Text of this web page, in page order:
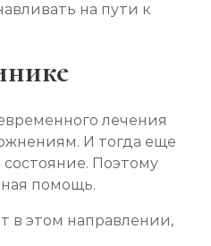
на пути к
лечения
И тогда еще
Поэтому
помощь.
в этом направлении,